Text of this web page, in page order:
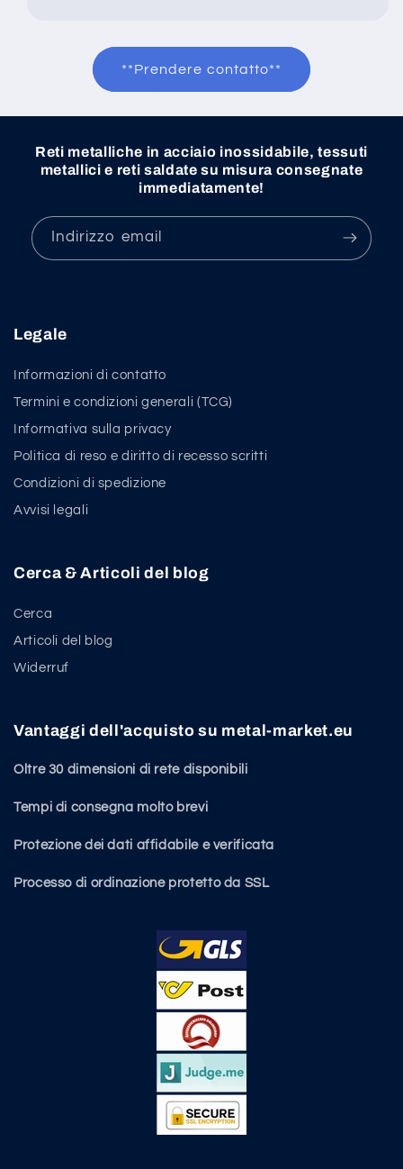
**Prendere contatto**
Reti metalliche in acciaio inossidabile, tessuti
metallici e reti saldate su misura consegnate
immediatamente!
Indirizzo email
Legale
Informazioni di contatto
Termini e condizioni generali (TCG)
Informativa sulla privacy
Politica di reso e diritto di recesso scritti
Condizioni di spedizione
Avvisi legali
Cerca & Articoli del blog
Cerca
Articoli del blog
Widerruf
Vantaggi dell'acquisto su metal-market.eu
Oltre 30 dimensioni di rete disponibili
Tempi di consegna molto brevi
Protezione dei dati affidabile e verificata
Processo di ordinazione protetto da SSL